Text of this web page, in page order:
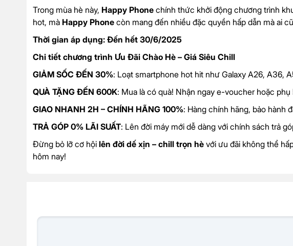
Trong mùa hè này, Happy Phone chính thức khởi động chương trình
hot, mà Happy Phone còn mang đến nhiều đặc quyền hấp dẫn mà ai
Thời gian áp dụng: Đến hết 30/6/2025
Chi tiết chương trình Ưu Đãi Chào Hè – Giá Siêu Chill
GIẢM SỐC ĐẾN 30%: Loạt smartphone hot hit như Galaxy A26, A36,
QUÀ TẶNG ĐẾN 600K: Mua là có quà! Nhận ngay e-voucher hoặc
GIAO NHANH 2H – CHÍNH HÃNG 100%: Hàng chính hãng, bảo hành
TRẢ GÓP 0% LÃI SUẤT: Lên đời máy mới dễ dàng với chính sách trả
Đừng bỏ lỡ cơ hội lên đời dế xịn – chill trọn hè với ưu đãi không thể
hôm nay!